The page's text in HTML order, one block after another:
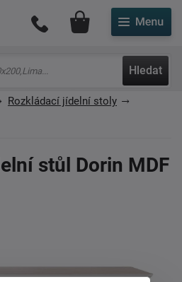
Hledat
Můj účet
Rozkládací jídelní stoly
stůl Dorin MDF